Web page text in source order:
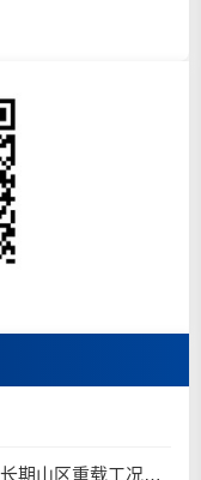
低粘度重载柴机油普及争议：国六重卡长期山区重载工况是否适合0W-20柴油机油？